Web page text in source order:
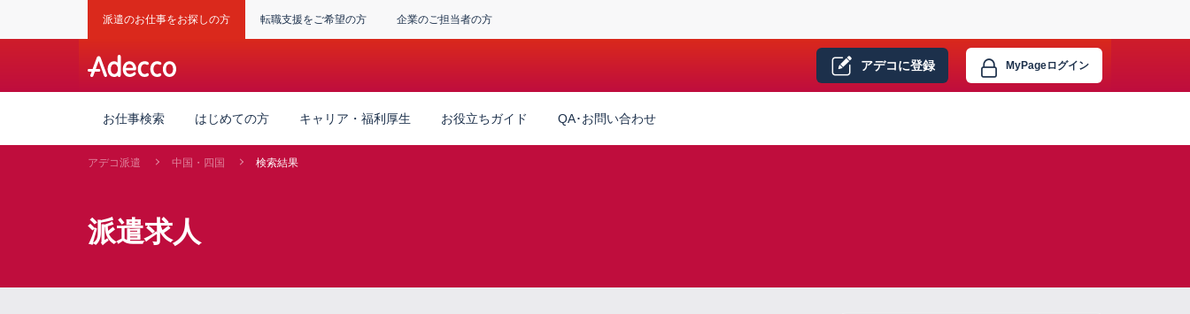
派遣のお仕事をお探しの方 転職支援をご希望の方 企業のご担当者の方
アデコに登録 MyPageログイン
お仕事検索 はじめての方 キャリア・福利厚生 お役立ちガイド QA･お問い合わせ
アデコ派遣 中国・四国 検索結果
派遣求人